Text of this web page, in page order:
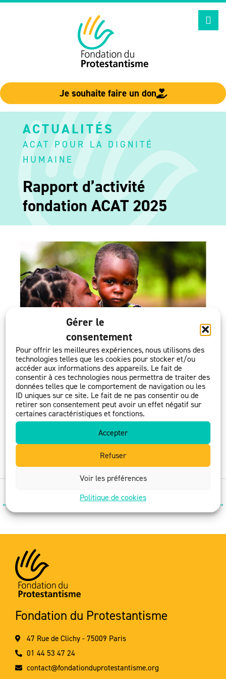
Gérer le
consentement
Pour offrir les meilleures expériences, nous utilisons des
technologies telles que les cookies pour stocker et/ou
accéder aux informations des appareils. Le fait de
consentir à ces technologies nous permettra de traiter des
données telles que le comportement de navigation ou les
ID uniques sur ce site. Le fait de ne pas consentir ou de
retirer son consentement peut avoir un effet négatif sur
certaines caractéristiques et fonctions.
Accepter
Refuser
Voir les préférences
Politique de cookies
Je souhaite faire un don
ACTUALITÉS
ACAT POUR LA DIGNITÉ
HUMAINE
Rapport d’activité
fondation ACAT 2025
Publié le 20 mai 2026
Retrouvez le rapport d’activité de la fondation ACAT
2024 en cliquant sur le lien suivant :
FONDATION ACAT 2025
← →
Fondation du Protestantisme
47 Rue de Clichy - 75009 Paris
01 44 53 47 24
contact@fondationduprotestantisme.org